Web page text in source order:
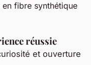
fibre synthétique
réussie
et ouverture